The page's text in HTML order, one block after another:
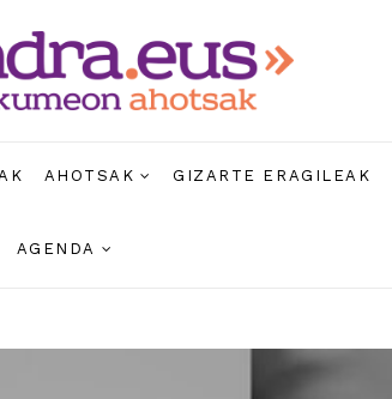
AHOTSAK GIZARTE ERAGILEAK
AGENDA